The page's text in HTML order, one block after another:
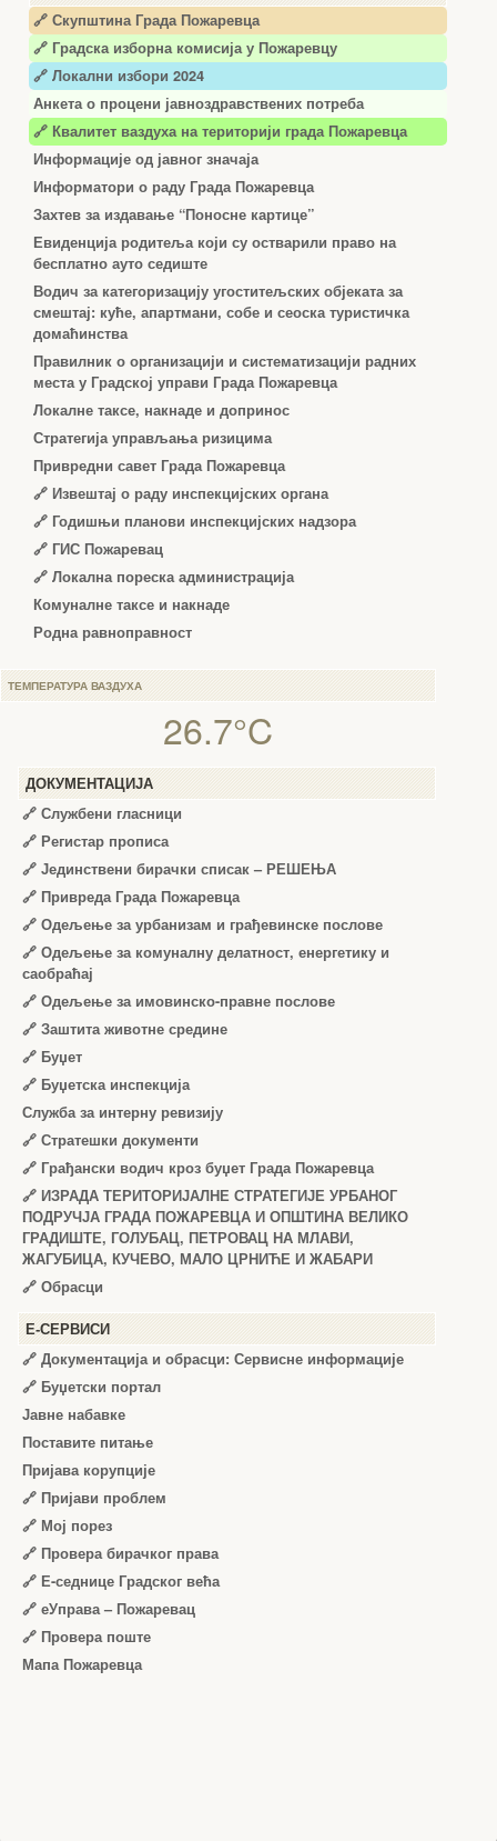
🔗 Скупштина Града Пожаревца
🔗 Градска изборна комисија у Пожаревцу
🔗 Локални избори 2024
Анкета о процени јавноздравствених потреба
🔗 Квалитет ваздуха на територији града Пожаревца
Информације од јавног значаја
Информатори о раду Града Пожаревца
Захтев за издавање “Поносне картице”
Евиденција родитеља који су остварили право на
бесплатно ауто седиште
Водич за категоризацију угоститељских објеката за
смештај: куће, апартмани, собе и сеоска туристичка
домаћинства
Правилник о организацији и систематизацији радних
места у Градској управи Града Пожаревца
Локалне таксе, накнаде и допринос
Стратегија управљања ризицима
Привредни савет Града Пожаревца
🔗 Извештај о раду инспекцијских органа
🔗 Годишњи планови инспекцијских надзора
🔗 ГИС Пожаревац
🔗 Локална пореска администрација
Комуналне таксе и накнаде
Родна равноправност
ТЕМПЕРАТУРА ВАЗДУХА
26.7°C
ДОКУМЕНТАЦИЈА
🔗 Службени гласници
🔗 Регистар прописа
🔗 Јединствени бирачки списак – РЕШЕЊА
🔗 Привреда Града Пожаревца
🔗 Одељење за урбанизам и грађевинске послове
🔗 Одељење за комуналну делатност, енергетику и
саобраћај
🔗 Одељење за имовинско-правне послове
🔗 Заштита животне средине
🔗 Буџет
🔗 Буџетска инспекција
Служба за интерну ревизију
🔗 Стратешки документи
🔗 Грађански водич кроз буџет Града Пожаревца
🔗 ИЗРАДА ТЕРИТОРИЈАЛНЕ СТРАТЕГИЈЕ УРБАНОГ
ПОДРУЧЈА ГРАДА ПОЖАРЕВЦА И ОПШТИНА ВЕЛИКО
ГРАДИШТЕ, ГОЛУБАЦ, ПЕТРОВАЦ НА МЛАВИ,
ЖАГУБИЦА, КУЧЕВО, МАЛО ЦРНИЋЕ И ЖАБАРИ
🔗 Обрасци
Е-СЕРВИСИ
🔗 Документација и обрасци: Сервисне информације
🔗 Буџетски портал
Јавне набавке
Поставите питање
Пријава корупције
🔗 Пријави проблем
🔗 Мој порез
🔗 Провера бирачког права
🔗 Е-седнице Градског већа
🔗 еУправа – Пожаревац
🔗 Провера поште
Мапа Пожаревца